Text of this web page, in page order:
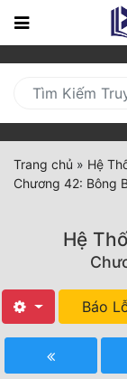
Trang
Mới
Cập
Nhật
(current)
Tất Cả
Hoàn Thành
Trang chủ » Hệ
Chương 42: Bông
Hệ
Báo